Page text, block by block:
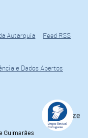
Autarquia Feed RSS
e Dados Abertos
Guimarães